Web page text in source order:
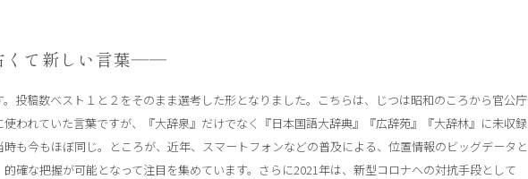
くて新しい言葉――
投稿数ベスト１と２をそのまま選考した形となりました。こちらは、じつは昭和のころから官公庁
われていた言葉ですが、『大辞泉』だけでなく『日本国語大辞典』『広辞苑』『大辞林』に未収録
も今もほぼ同じ。ところが、近年、スマートフォンなどの普及による、位置情報のビッグデータと
的確な把握が可能となって注目を集めています。さらに2021年は、新型コロナへの対抗手段として